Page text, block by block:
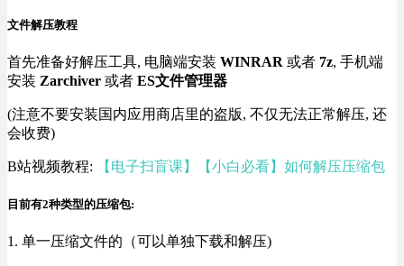
文件解压教程
首先准备好解压工具, 电脑端安装 WINRAR 或者 7z, 手机端
安装 Zarchiver 或者 ES文件管理器
(注意不要安装国内应用商店里的盗版, 不仅无法正常解压, 还
会收费)
B站视频教程: 【电子扫盲课】【小白必看】如何解压压缩包
目前有2种类型的压缩包:
1. 单一压缩文件的（可以单独下载和解压)